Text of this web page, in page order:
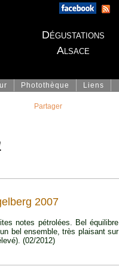
Dégustations
Alsace
Photothèque Liens
2007
notes pétrolées. Bel équilibre
bel ensemble, très plaisant sur
(02/2012)
Partager